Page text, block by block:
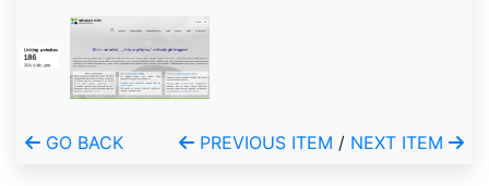
GO BACK PREVIOUS ITEM / NEXT ITEM